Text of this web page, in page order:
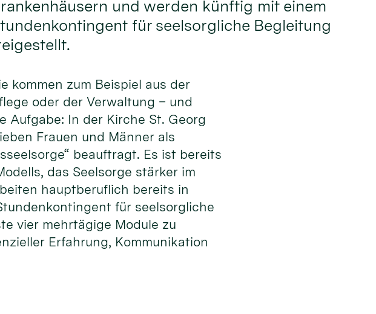
und werden künftig mit einem
für seelsorgliche Begleitung
kommen zum Beispiel aus der
oder der Verwaltung – und
Aufgabe: In der Kirche St. Georg
Frauen und Männer als
beauftragt. Es ist bereits
das Seelsorge stärker im
hauptberuflich bereits in
für seelsorgliche
vier mehrtägige Module zu
Erfahrung, Kommunikation